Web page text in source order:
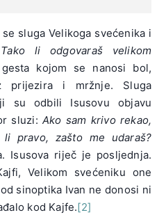
sluga Velikoga svećenika i
Tako li odgovaraš velikom
kojom se nanosi bol,
prijezira i mržnje. Sluga
su odbili Isusovu objavu
sluzi: Ako sam krivo rekao,
pravo, zašto me udaraš?
Isusova riječ je posljednja.
Velikom svećeniku one
sinoptika Ivan ne donosi ni
kod Kajfe.[2]